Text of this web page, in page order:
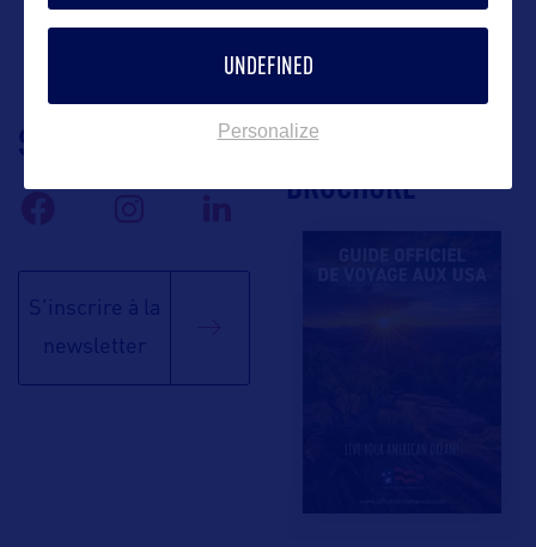
SUIVEZ-NOUS
S'inscrire à la
newsletter
TÉLÉCHARGEZ LA
BROCHURE
UNDEFINED
Personalize